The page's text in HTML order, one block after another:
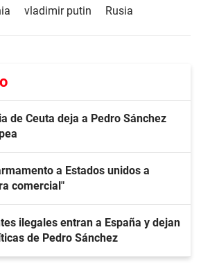
vladimir putin Rusia
de Ceuta deja a Pedro Sánchez
a Estados unidos a
comercial"
ilegales entran a España y dejan
de Pedro Sánchez